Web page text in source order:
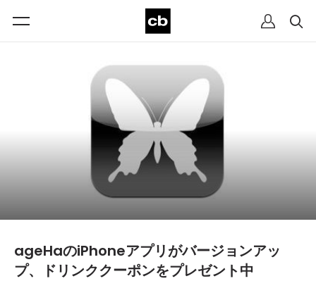
ageHaのiPhoneアプリがバージョンアッ
プ、ドリンククーポンをプレゼント中